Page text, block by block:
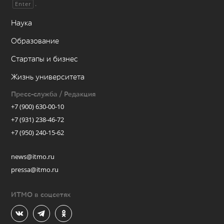
Enter .
Наука
Образование
Стартапы и бизнес
Жизнь университета
Пресс-служба / Редакция
+7 (900) 630-00-10
+7 (931) 238-46-72
+7 (950) 240-15-62
news@itmo.ru
pressa@itmo.ru
ИТМО в соцсетях